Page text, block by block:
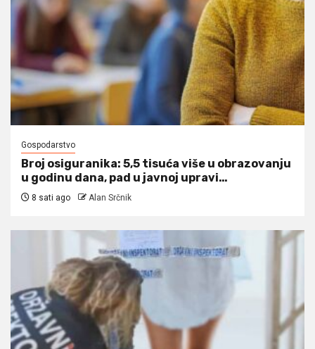
Gospodarstvo
Broj osiguranika: 5,5 tisuća više u obrazovanju
u godinu dana, pad u javnoj upravi…
8 sati ago Alan Srčnik